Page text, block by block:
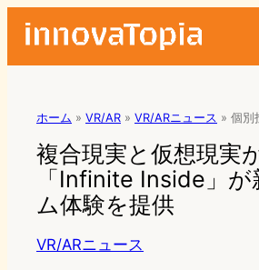
ホーム » VR/AR » VR/ARニュース » 個別
複合現実と仮想現実
「Infinite Inside」
ム体験を提供
VR/ARニュース